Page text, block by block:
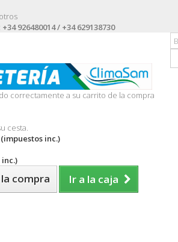
+34 926480014 / +34 629138730
correctamente a su carrito de la compra
cesta.
inc.)
compra Ir a la caja